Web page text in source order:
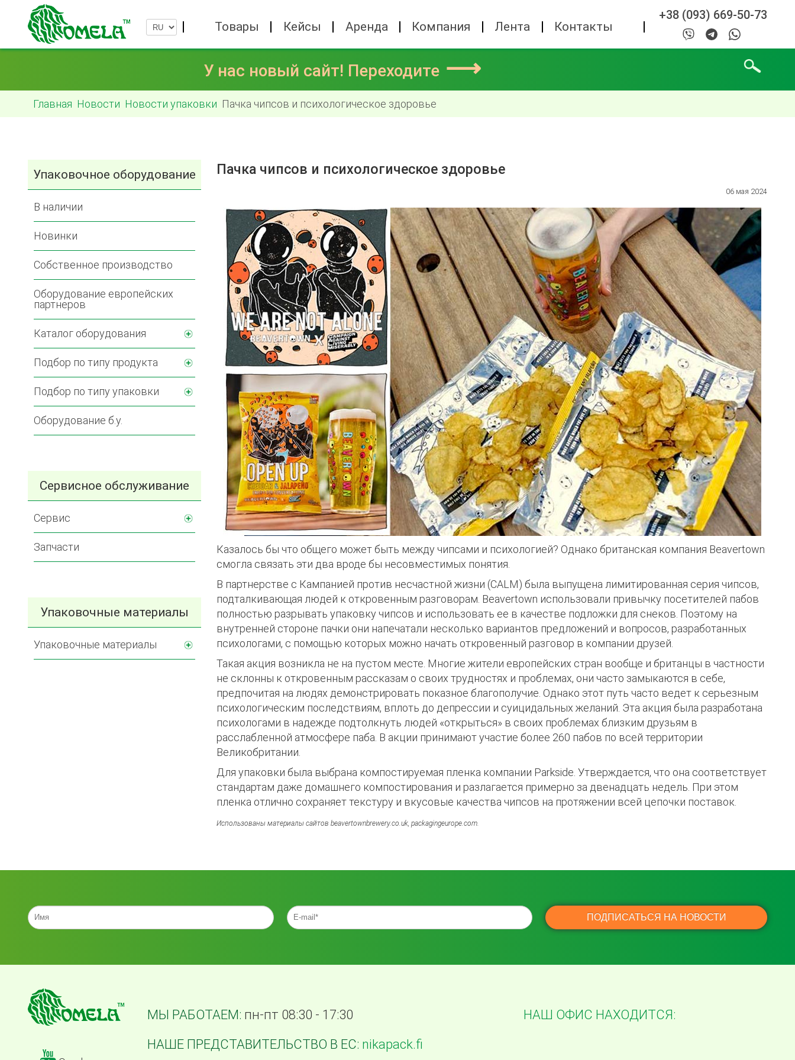
Товары Кейсы Аренда Компания Лента Контакты
+38 (093) 669-50-73
У нас новый сайт! Переходите ⟶
Главная Новости Новости упаковки Пачка чипсов и психологическое здоровье
Упаковочное оборудование
В наличии
Новинки
Собственное производство
Оборудование европейских
партнеров
Каталог оборудования
Подбор по типу продукта
Подбор по типу упаковки
Оборудование б.у.
Сервисное обслуживание
Сервис
Запчасти
Упаковочные материалы
Упаковочные материалы
Пачка чипсов и психологическое здоровье
06 мая 2024
Казалось бы что общего может быть между чипсами и психологией? Однако британская компания Beavertown
смогла связать эти два вроде бы несовместимых понятия.
В партнерстве с Кампанией против несчастной жизни (CALM) была выпущена лимитированная серия чипсов,
подталкивающая людей к откровенным разговорам. Beavertown использовали привычку посетителей пабов
полностью разрывать упаковку чипсов и использовать ее в качестве подложки для снеков. Поэтому на
внутренней стороне пачки они напечатали несколько вариантов предложений и вопросов, разработанных
психологами, с помощью которых можно начать откровенный разговор в компании друзей.
Такая акция возникла не на пустом месте. Многие жители европейских стран вообще и британцы в частности
не склонны к откровенным рассказам о своих трудностях и проблемах, они часто замыкаются в себе,
предпочитая на людях демонстрировать показное благополучие. Однако этот путь часто ведет к серьезным
психологическим последствиям, вплоть до депрессии и суицидальных желаний. Эта акция была разработана
психологами в надежде подтолкнуть людей «открыться» в своих проблемах близким друзьям в
расслабленной атмосфере паба. В акции принимают участие более 260 пабов по всей территории
Великобритании.
Для упаковки была выбрана компостируемая пленка компании Parkside. Утверждается, что она соответствует
стандартам даже домашнего компостирования и разлагается примерно за двенадцать недель. При этом
пленка отлично сохраняет текстуру и вкусовые качества чипсов на протяжении всей цепочки поставок.
Использованы материалы сайтов beavertownbrewery.co.uk, packagingeurope.com.
МЫ РАБОТАЕМ: пн-пт 08:30 - 17:30
НАШЕ ПРЕДСТАВИТЕЛЬСТВО В ЕС: nikapack.fi
НАШ ОФИС НАХОДИТСЯ: